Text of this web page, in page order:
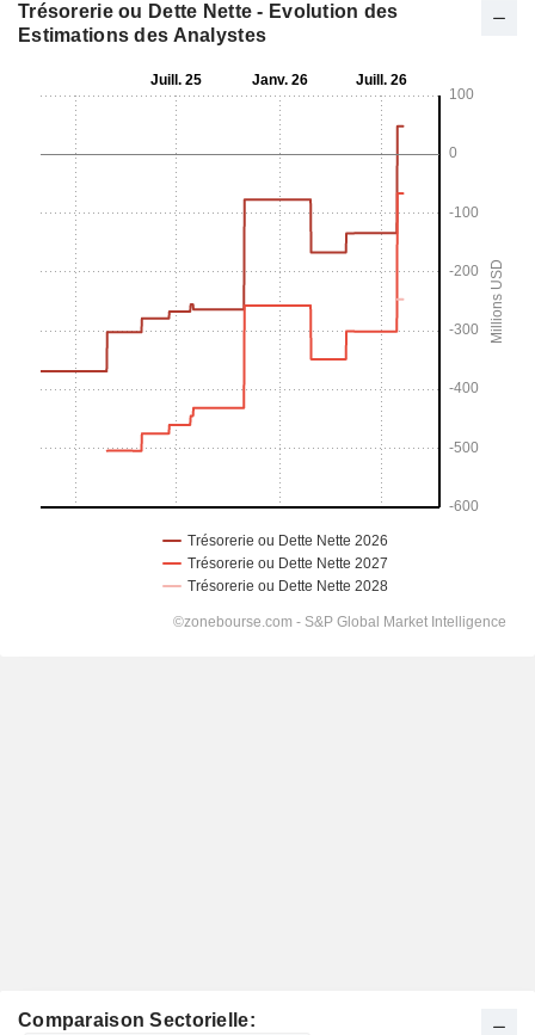
Trésorerie ou Dette Nette - Evolution des
Estimations des Analystes
Comparaison Sectorielle: